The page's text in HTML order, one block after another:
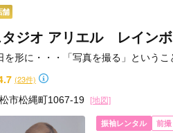
舗
タジオ アリエル レイン
を形に・・・「写真を撮る」という
(23件)
市松縄町1067-19
[地図]
振袖レンタル 前撮